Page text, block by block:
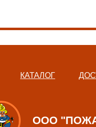
ООО
КАТАЛОГ